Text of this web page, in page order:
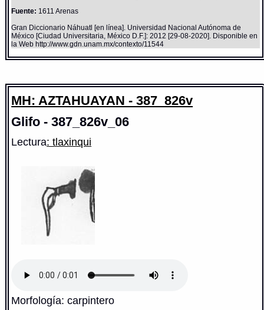
Fuente: 1611 Arenas
Gran Diccionario Náhuatl [en línea]. Universidad Nacional Autónoma de
México [Ciudad Universitaria, México D.F.]: 2012 [29-08-2020]. Disponible en
la Web http://www.gdn.unam.mx/contexto/11544
MH: AZTAHUAYAN - 387_826v
Glifo - 387_826v_06
Lectura: tlaxinqui
Morfología: carpintero